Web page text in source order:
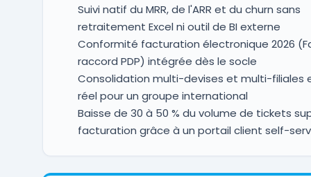
Suivi natif du MRR, de l'ARR et du churn sans
retraitement Excel ni outil de BI externe
Conformité facturation électronique 2026
raccord PDP) intégrée dès le socle
Consolidation multi-devises et multi-filiales
réel pour un groupe international
Baisse de 30 à 50 % du volume de tickets
facturation grâce à un portail client self-